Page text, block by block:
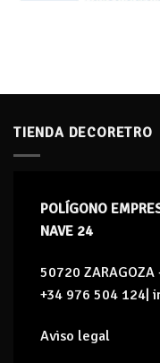
TIENDA DECORETRO
POLÍGONO
NAVE 24
50720 ZARAGOZA
+34 976 504 124|
Aviso legal